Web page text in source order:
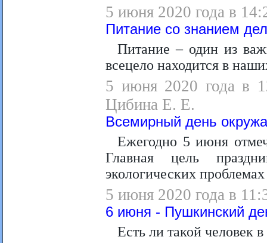
5 июня 2020 года в
Питание со знанием
Питание – один из
всецело находится в
5 июня 2020 года в
Цибина Е. Е.
Всемирный день
Ежегодно 5 июня
Главная цель
экологических
5 июня 2020 года в
6 июня - Пушкинский
Есть ли такой человек